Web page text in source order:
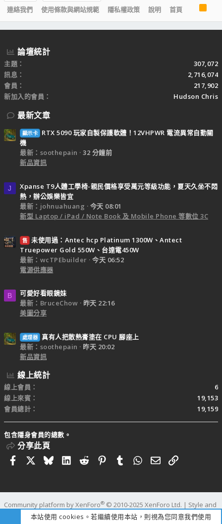
連絡我們
使用條款與網站規範 隱私權政策 說明 首頁
R
S
S
論壇統計
主題
307,072
訊息
2,716,074
會員
217,902
新加入的會員
Hudson Chris
最新文章
顯示卡
RTX 5090 玩家自製保護軟體！12VHPWR 電流異常自動關
機
最新：soothepain
32 分鐘前
新品資訊
J
Xpanse T9人體工學椅-親民價格享受萬元等級功能，夏天久坐不悶
熱，辦公娛樂皆宜
最新：johnuahuang
今天 08:01
新型 Laptop / iPad / Note Book 及 Mobile Phone 等數位 3C
售 未使用過：Antec hcp Platinum 1300W、Antect
Truepower Gold 550W、台達電450W
最新：wcTPEbuilder
今天 06:52
電源供應器
B
可愛好看眼鏡妹
最新：BruceChow
昨天 22:16
美圖分享
處理器 真有人把散熱膏塗在 CPU 腳座上
最新：soothepain
昨天 20:02
新品資訊
線上統計
線上會員
6
線上來賓
19,153
會員總計
19,159
包含隱身會員的總數。
分享此頁
FacebookBlueskyLinkedIn
RedditPinterestTumblrWhatsApp
電子郵件
連結
Community platform by XenForo® © 2010-2025 XenForo Ltd. | Style and
add-ons by ThemeHouse
本站使用 cookies。若繼續使用本站，則視為您同意我們使用